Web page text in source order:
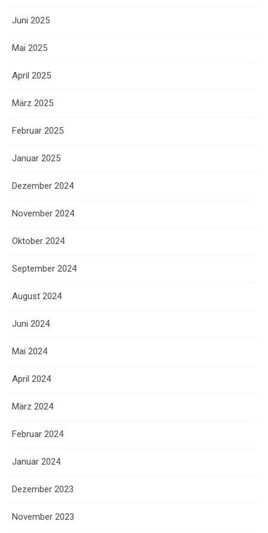
Juni 2025
Mai 2025
April 2025
März 2025
Februar 2025
Januar 2025
Dezember 2024
November 2024
Oktober 2024
September 2024
August 2024
Juni 2024
Mai 2024
April 2024
März 2024
Februar 2024
Januar 2024
Dezember 2023
November 2023